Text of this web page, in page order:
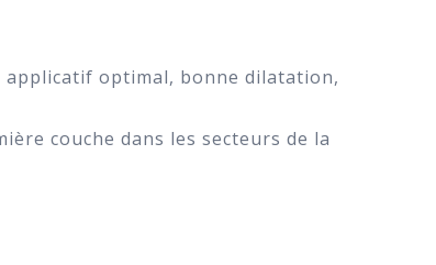
applicatif optimal, bonne dilatation,
couche dans les secteurs de la